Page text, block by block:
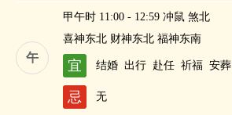
午
甲午时 11:00 - 12:59 冲鼠 煞北
喜神东北 财神东北 福神东南
宜 结婚 出行 赴任 祈福 安葬
忌 无